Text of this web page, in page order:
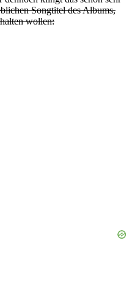
Songtitel des Albums,
wollen: